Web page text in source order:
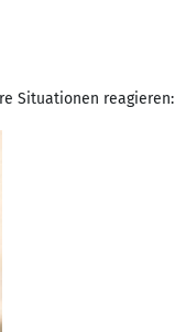
Situationen reagieren: